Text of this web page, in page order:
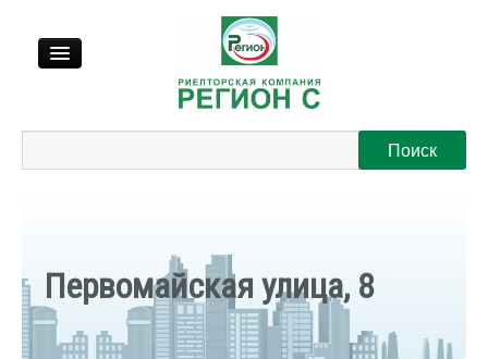
Регионы
Первомайская улица, 8